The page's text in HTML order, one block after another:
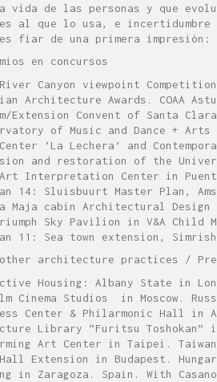
vida de las personas y que
al que lo usa, e
fiar de una primera impresión:
en concursos
Canyon viewpoint
Architecture Awards. COAA
Extension Convent of Santa
of Music and Dance +
‘La Lechera’ and
and restoration of the
Interpretation Center in
14: Sluisbuurt Master Plan,
Maja cabin Architectural Design
Sky Pavilion in V&A Child
11: Sea town extension,
other architecture practices /
Housing: Albany State in
Cinema Studios in Moscow.
Center & Philarmonic Hall in
Library “Furitsu
Art Center in Taipei.
Extension in Budapest.
in Zaragoza. Spain. With